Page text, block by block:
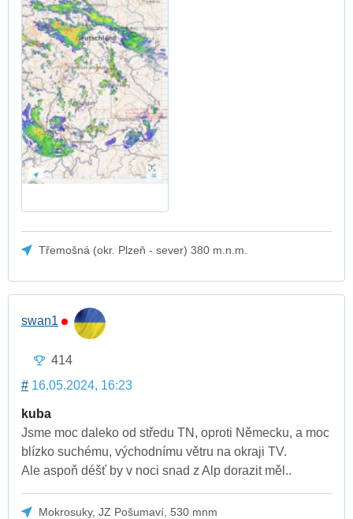
Třemošná (okr. Plzeň - sever) 380 m.n.m.
swan1
414
# 16.05.2024, 16:23
kuba
Jsme moc daleko od středu TN, oproti Německu, a moc
blízko suchému, východnímu větru na okraji TV.
Ale aspoň déšť by v noci snad z Alp dorazit měl..
Mokrosuky, JZ Pošumaví, 530 mnm